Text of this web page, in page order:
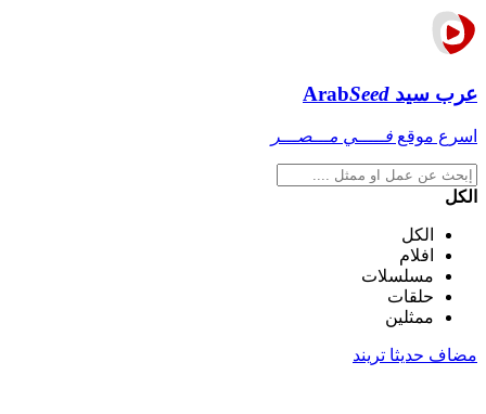
عرب سيد ArabSeed
اسرع موقع فـــــي مـــصـــر
الكل
الكل
افلام
مسلسلات
حلقات
ممثلين
مضاف حديثا تريند